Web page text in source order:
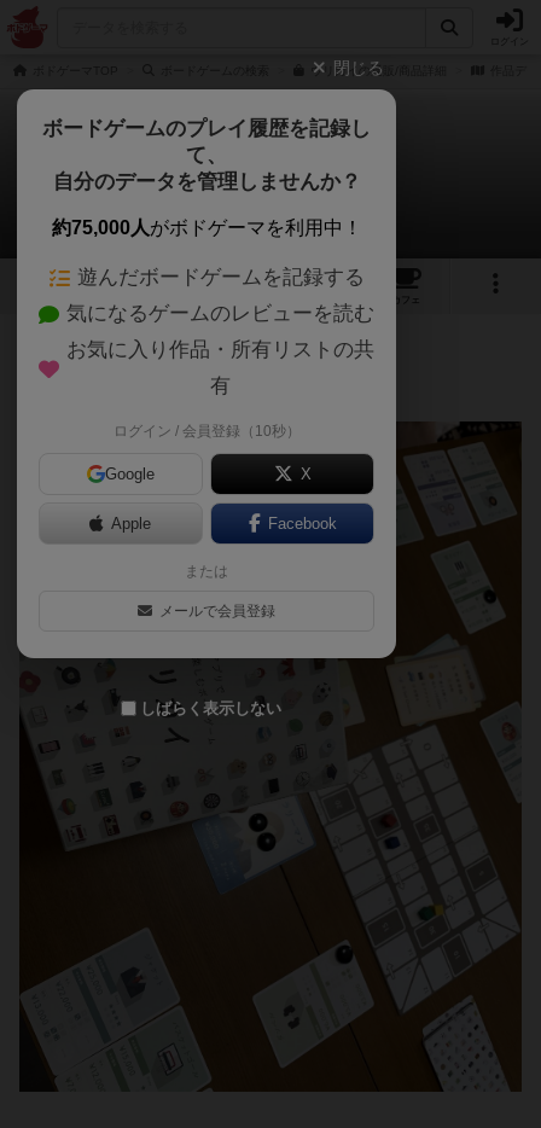
ウリカイの通販/商品詳細
ウリカイ
ロキ@大阪市内さんのレビュー
5 9
カフェ
450名 0名 0 6年以上前
閉じる
ボードゲームのプレイ履歴を記録し
て、
自分のデータを管理しませんか？
約75,000人がボドゲーマを利用中！
遊んだボードゲームを記録する
気になるゲームのレビューを読む
お気に入り作品・所有リストの共
有
ログイン / 会員登録（10秒）
Google X
Apple Facebook
または
メールで会員登録
しばらく表示しない